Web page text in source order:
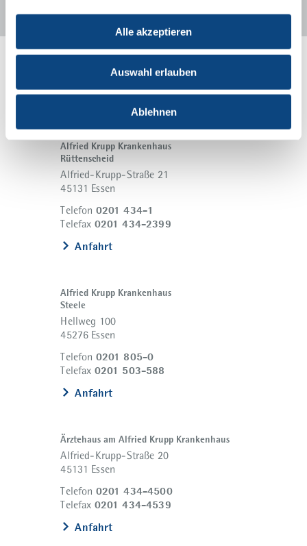
Alle akzeptieren
Auswahl erlauben
Ablehnen
Diese Seite weiterempfehlen:
Alfried Krupp Krankenhaus
Rüttenscheid
Alfried-Krupp-Straße 21
45131 Essen
Telefon 0201 434-1
Telefax 0201 434-2399
Anfahrt
Alfried Krupp Krankenhaus
Steele
Hellweg 100
45276 Essen
Telefon 0201 805-0
Telefax 0201 503-588
Anfahrt
Ärztehaus am Alfried Krupp Krankenhaus
Alfried-Krupp-Straße 20
45131 Essen
Telefon 0201 434-4500
Telefax 0201 434-4539
Anfahrt